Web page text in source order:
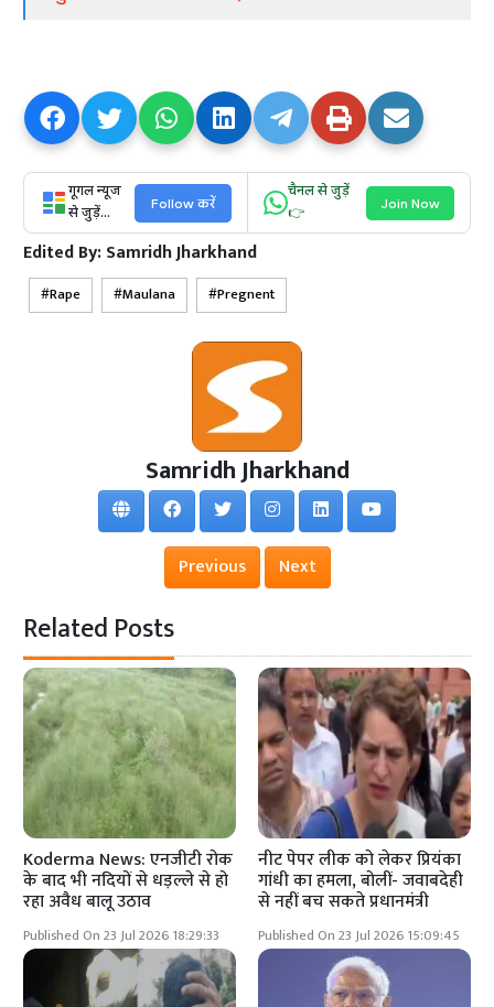
गूगल न्यूज
से जुड़ें...
Follow करें
चैनल से जुड़ें
👉
Join Now
Edited By:Samridh Jharkhand
Rape Maulana Pregnent
Samridh Jharkhand
Previous Next
Related Posts
Koderma News: एनजीटी रोक
के बाद भी नदियों से धड़ल्ले से हो
रहा अवैध बालू उठाव
Published On 23 Jul 2026 18:29:33
नीट पेपर लीक को लेकर प्रियंका
गांधी का हमला, बोलीं- जवाबदेही
से नहीं बच सकते प्रधानमंत्री
Published On 23 Jul 2026 15:09:45